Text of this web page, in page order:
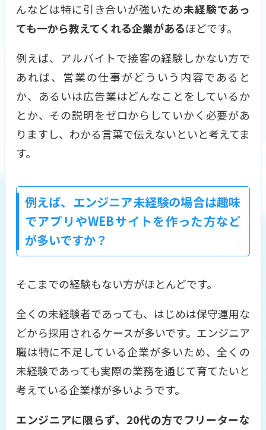
んなどは特に引き合いが強いため未経験であっ
ても一から教えてくれる企業があるほどです。
例えば、アルバイトで接客の経験しかない方で
あれば、営業の仕事がどういう内容であると
か、あるいは広告業はどんなことをしているか
とか、その説明をゼロからしていかく必要があ
りますし、わかる言葉で伝えないといと考えてま
す。
例えば、エンジニア未経験の場合は趣味
でアプリやWEBサイトを作った方など
が多いですか？
そこまでの経験もない方がほとんどです。
全くの未経験者であっても、はじめは保守運用な
どから採用されるケースが多いです。エンジニア
職は特に不足している企業が多いため、全くの
未経験であっても実際の業務を通じて育てたいと
考えている企業様が多いようです。
エンジニアに限らず、20代の方でフリーターな